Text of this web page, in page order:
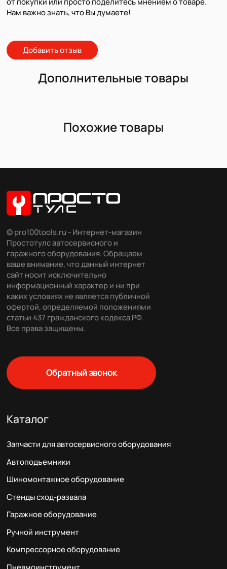
Нам важно знать, что Вы думаете!
Добавить отзыв
Дополнительные товары
Похожие товары
© pro100tools.ru - Интернет-магазин
Простотулс автосервисного и
гаражного оборудования. Обращаем
ваше внимание, что данный интернет
сайт носит исключительно
информационный характер и ни при
каких условиях не является публичной
офертой, определяемой положениями
статьи 437 гражданского кодекса РФ.
Все права защищены.
Обратный звонок
Каталог
Запчасти для автосервисного оборудования
Автоподъемники
Шиномонтажное оборудование
Стенды сход-развала
Гаражное оборудование
Ручной инструмент
Компрессорное оборудование